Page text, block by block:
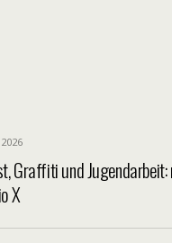
Graffiti und
X